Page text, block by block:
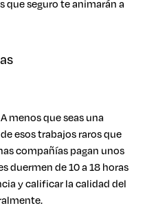
que seguro te animarán a
A menos que seas una
esos trabajos raros que
compañías pagan unos
duermen de 10 a 18 horas
y calificar la calidad del